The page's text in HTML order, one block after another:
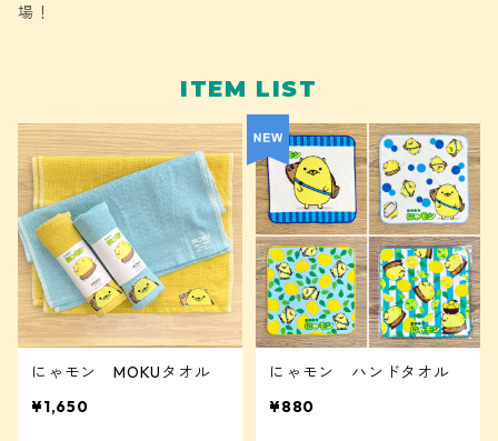
場！
ITEM LIST
にゃモン MOKUタオル
¥1,650
にゃモン ハンドタオル
¥880